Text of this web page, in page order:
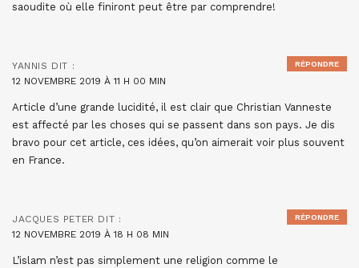
saoudite où elle finiront peut être par comprendre!
YANNIS DIT :
12 NOVEMBRE 2019 À 11 H 00 MIN
Article d’une grande lucidité, il est clair que Christian Vanneste
est affecté par les choses qui se passent dans son pays. Je dis
bravo pour cet article, ces idées, qu’on aimerait voir plus souvent
en France.
RÉPONDRE
JACQUES PETER DIT :
12 NOVEMBRE 2019 À 18 H 08 MIN
L’islam n’est pas simplement une religion comme le
RÉPONDRE